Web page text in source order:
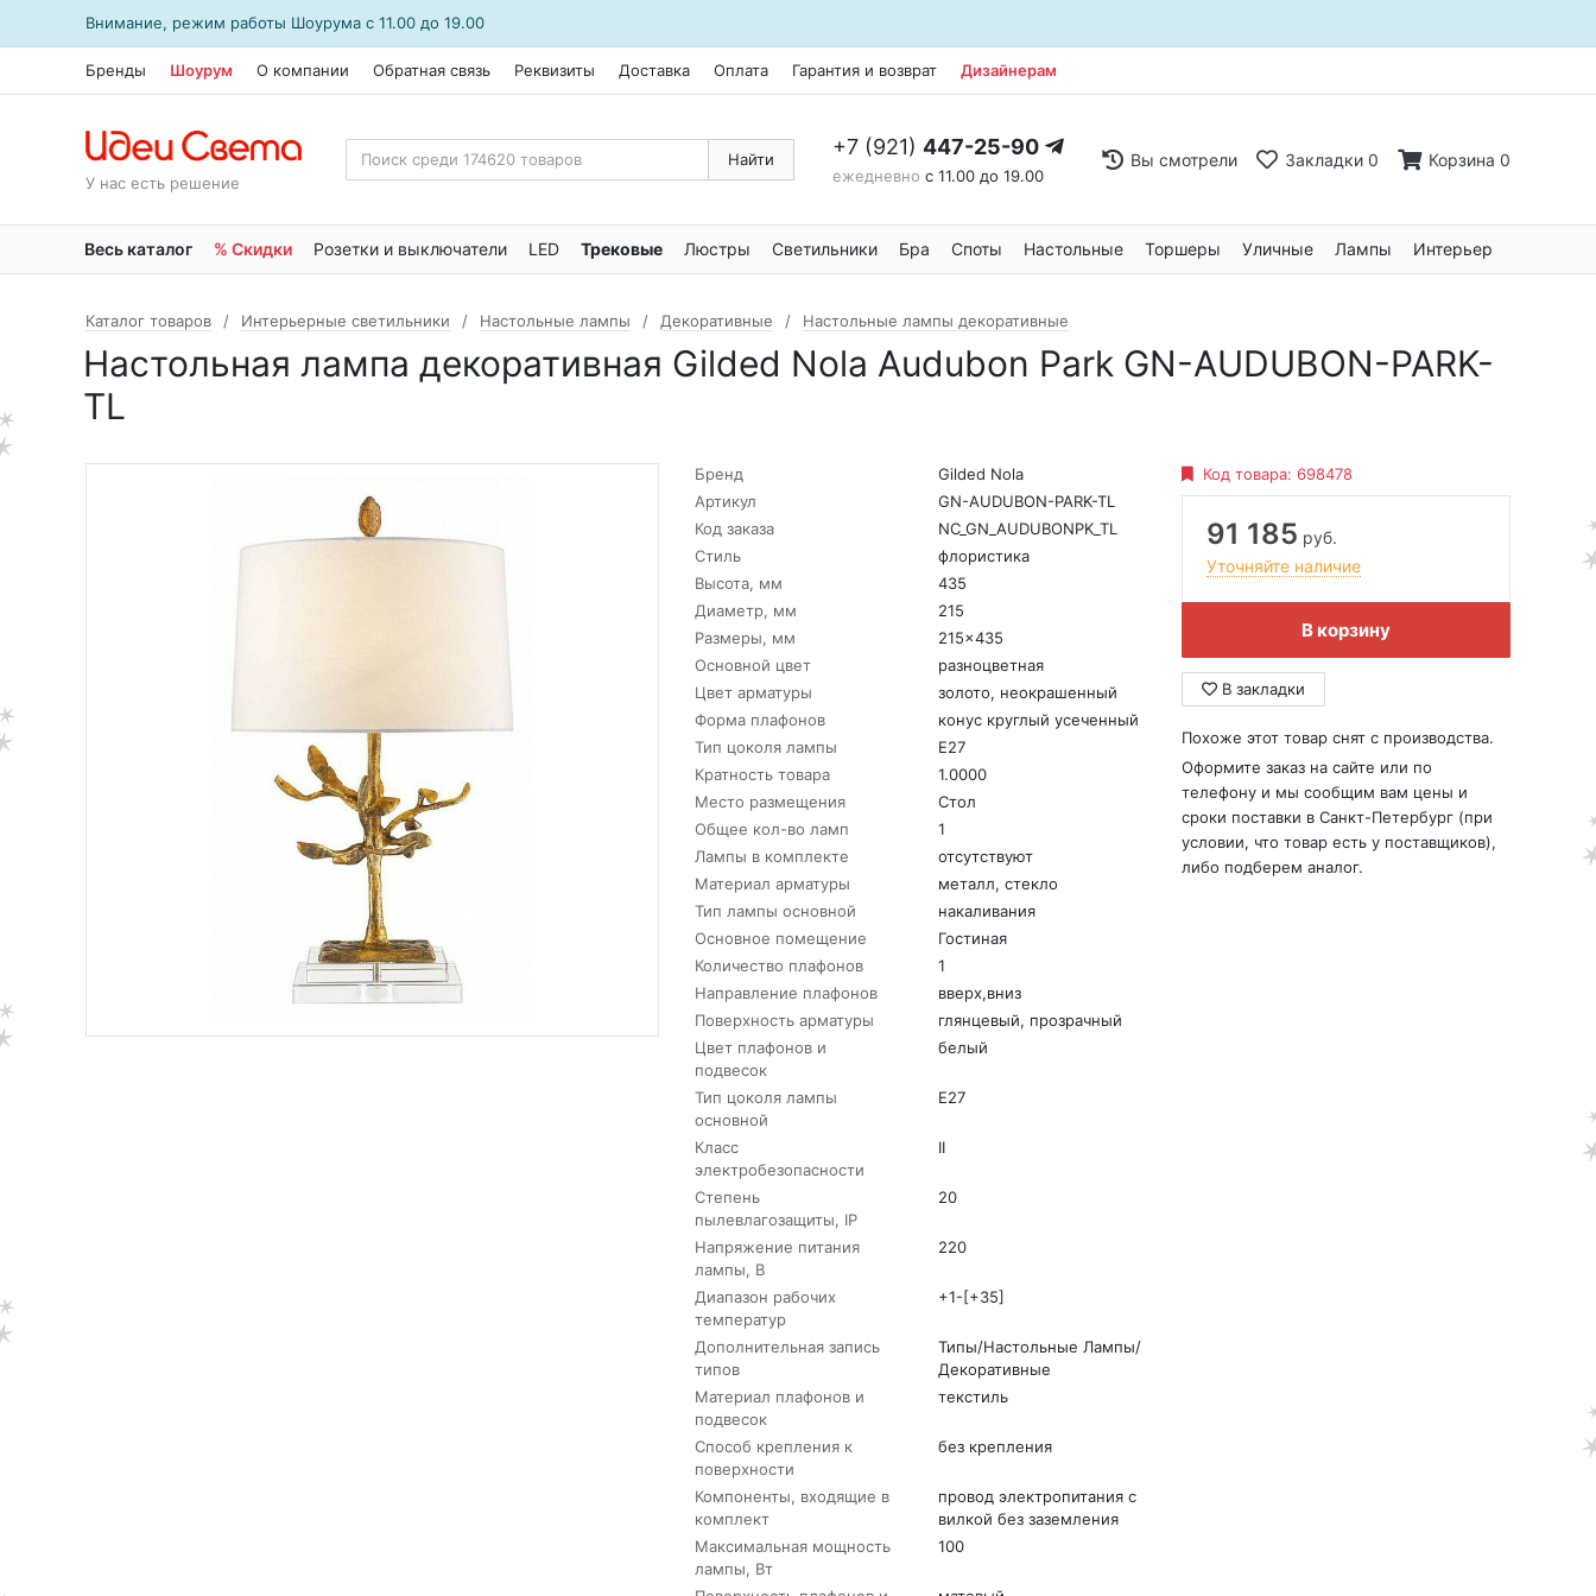
Внимание, режим работы Шоурума с 11.00 до 19.00
Бренды Шоурум О компании Обратная связь Реквизиты Доставка Оплата Гарантия и возврат Дизайнерам
У нас есть решение
Найти +7 (921) 447-25-90
ежедневно с 11.00 до 19.00
Вы смотрели Закладки 0 Корзина 0
Весь каталог % Скидки Розетки и выключатели LED Трековые Люстры Светильники Бра Споты Настольные Торшеры Уличные Лампы Интерьер
Каталог товаров Интерьерные светильники Настольные лампы Декоративные Настольные лампы декоративные
Настольная лампа декоративная Gilded Nola Audubon Park GN-AUDUBON-PARK-
TL
Бренд
Gilded Nola
Артикул
GN-AUDUBON-PARK-TL
Код заказа
NC_GN_AUDUBONPK_TL
Стиль
флористика
Высота, мм
435
Диаметр, мм
215
Размеры, мм
215x435
Основной цвет
разноцветная
Цвет арматуры
золото, неокрашенный
Форма плафонов
конус круглый усеченный
Тип цоколя лампы
E27
Кратность товара
1.0000
Место размещения
Стол
Общее кол-во ламп
1
Лампы в комплекте
отсутствуют
Материал арматуры
металл, стекло
Тип лампы основной
накаливания
Основное помещение
Гостиная
Количество плафонов
1
Направление плафонов
вверх,вниз
Поверхность арматуры
глянцевый, прозрачный
Цвет плафонов и
подвесок
белый
Тип цоколя лампы
основной
E27
Класс
электробезопасности
II
Степень
пылевлагозащиты, IP
20
Напряжение питания
лампы, В
220
Диапазон рабочих
температур
+1-[+35]
Дополнительная запись
типов
Типы/Настольные Лампы/
Декоративные
Материал плафонов и
подвесок
текстиль
Способ крепления к
поверхности
без крепления
Компоненты, входящие в
комплект
провод электропитания с
вилкой без заземления
Максимальная мощность
лампы, Вт
100
Код товара: 698478
91 185 руб.
Уточняйте наличие
В корзину
В закладки
Похоже этот товар снят с производства.
Оформите заказ на сайте или по
телефону и мы сообщим вам цены и
сроки поставки в Санкт-Петербург (при
условии, что товар есть у поставщиков),
либо подберем аналог.